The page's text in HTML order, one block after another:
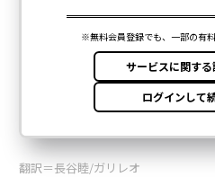
翻訳＝長谷睦/ガリレオ